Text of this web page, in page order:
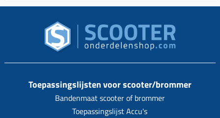
Toepassingslijsten voor scooter/brommer
Bandenmaat scooter of brommer
Toepassingslijst Accu's